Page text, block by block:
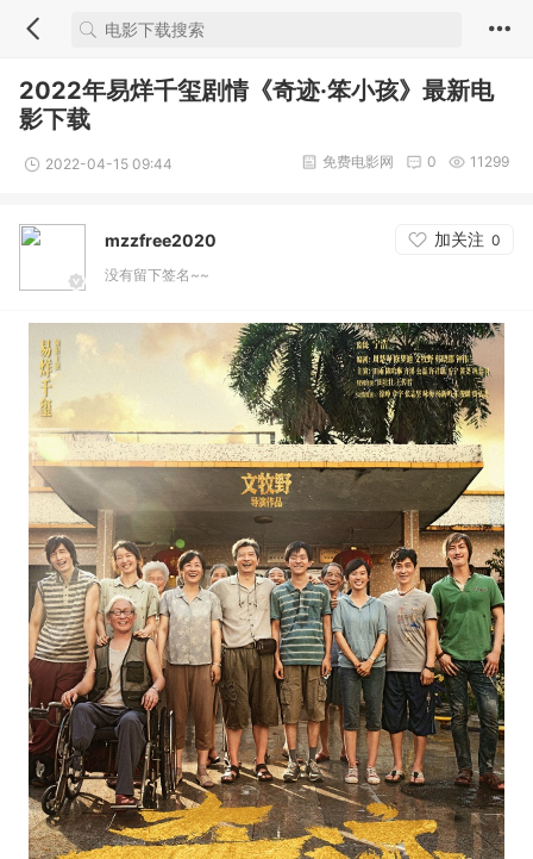
2022年易烊千玺剧情《奇迹·笨小孩》最新电
影下载
2022-04-15 09:44 11299
0
免费电影网
mzzfree2020 加关注 0
没有留下签名~~